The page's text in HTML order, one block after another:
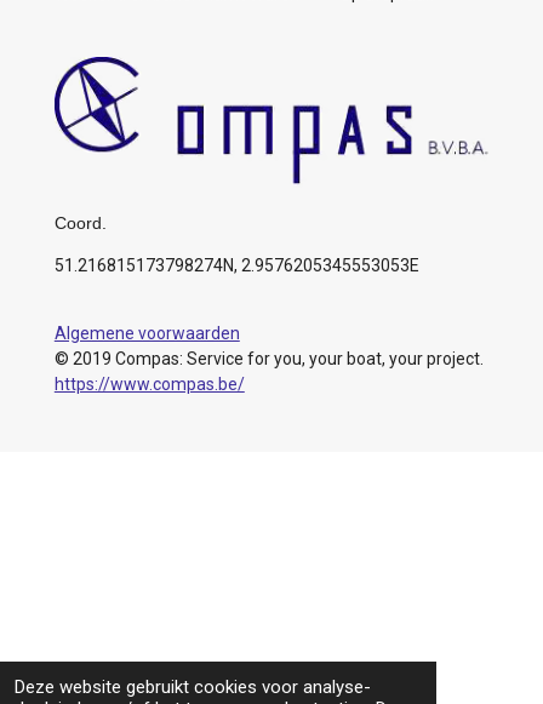
Deze website gebruikt cookies voor analyse-
Coord.
51.216815173798274N, 2.9576205345553053E
Algemene voorwaarden
© 2019 Compas: Service for you, your boat, your project.
https://www.compas.be/